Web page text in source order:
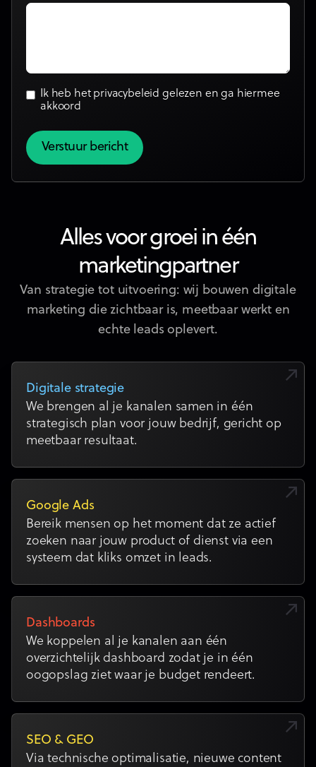
Ik heb het privacybeleid gelezen en ga hiermee
akkoord
Alles voor groei in één
marketingpartner
Van strategie tot uitvoering: wij bouwen digitale
marketing die zichtbaar is, meetbaar werkt en
echte leads oplevert.
Digitale strategie
We brengen al je kanalen samen in één
strategisch plan voor jouw bedrijf, gericht op
meetbaar resultaat.
Google Ads
Bereik mensen op het moment dat ze actief
zoeken naar jouw product of dienst via een
systeem dat kliks omzet in leads.
Dashboards
We koppelen al je kanalen aan één
overzichtelijk dashboard zodat je in één
oogopslag ziet waar je budget rendeert.
SEO & GEO
Via technische optimalisatie, nieuwe content